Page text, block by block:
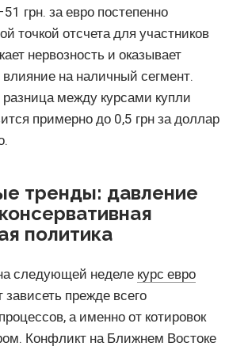
грн. за евро постепенно
точкой отсчета для участников
нервозность и оказывает
на наличный сегмент.
между курсами купли
примерно до 0,5 грн за доллар
тренды: давление
политика
следующей неделе курс евро
зависеть прежде всего
а именно от котировок
Конфликт на Ближнем Востоке